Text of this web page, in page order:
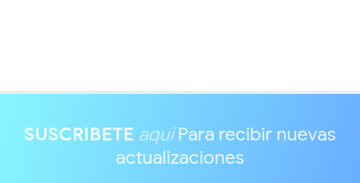
SUSCRIBETE aquíPara recibir nuevas
actualizaciones